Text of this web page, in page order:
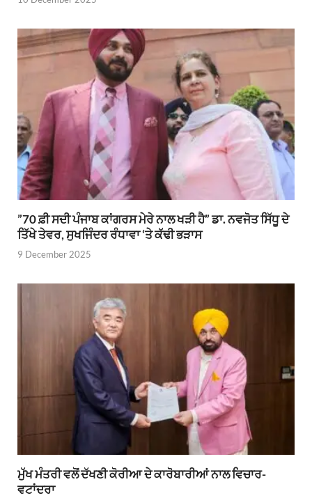
”70 ਫ਼ੀ ਸਦੀ ਪੰਜਾਬ ਕਾਂਗਰਸ ਮੇਰੇ ਨਾਲ ਖੜੀ ਹੈ” ਡਾ. ਨਵਜੋਤ ਸਿੱਧੂ ਦੇ
ਤਿੱਖੇ ਤੇਵਰ, ਸੁਖਜਿੰਦਰ ਰੰਧਾਵਾ ‘ਤੇ ਕੱਢੀ ਭੜਾਸ
9 December 2025
ਮੁੱਖ ਮੰਤਰੀ ਵਲੋਂ ਦੱਖਣੀ ਕੋਰੀਆ ਦੇ ਕਾਰੋਬਾਰੀਆਂ ਨਾਲ ਵਿਚਾਰ-
ਵਟਾਂਦਰਾ